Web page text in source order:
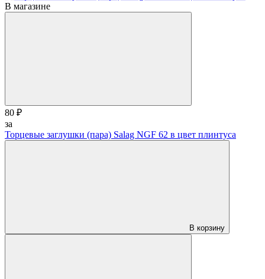
В магазине
80 ₽
за
Торцевые заглушки (пара) Salag NGF 62 в цвет плинтуса
В корзину